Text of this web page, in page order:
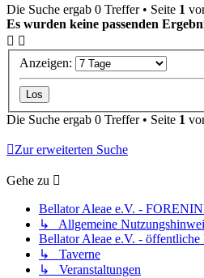
Die Suche ergab 0 Treffer • Seite 1
Es wurden keine passenden
Anzeigen:
Die Suche ergab 0 Treffer • Seite 1
Zur erweiterten Suche
Gehe zu
Bellator Aleae e.V. -
↳ Allgemeine
Bellator Aleae e.V. - öffentliche
↳ Taverne
↳ Veranstaltungen